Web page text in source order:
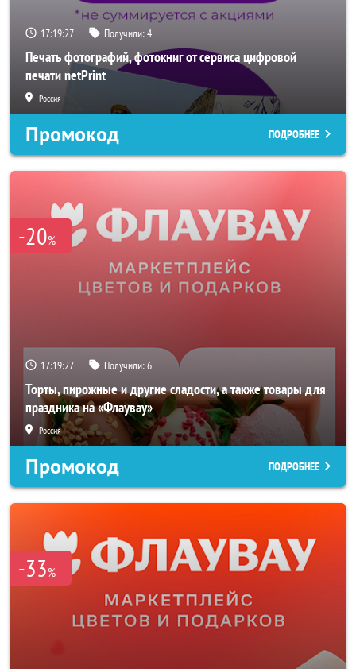
17:19:25 Получили:4
Печать фотографий, фотокниг от сервиса цифровой
печати netPrint
Россия
Промокод ПОДРОБНЕЕ
-20%
17:19:25 Получили:6
Торты, пирожные и другие сладости, а также товары для
праздника на «Флаувау»
Россия
Промокод ПОДРОБНЕЕ
-33%